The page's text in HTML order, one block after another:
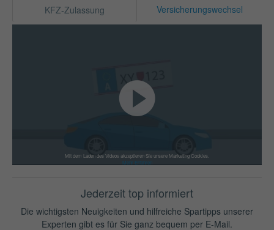
KFZ-Zulassung Versicherungswechsel
Mit dem Laden des Videos akzeptieren Sie unsere Marketing Cookies.
Mehr Erfahren
Jederzeit top informiert
Die wichtigsten Neuigkeiten und hilfreiche Spartipps unserer
Experten gibt es für Sie ganz bequem per E-Mail.